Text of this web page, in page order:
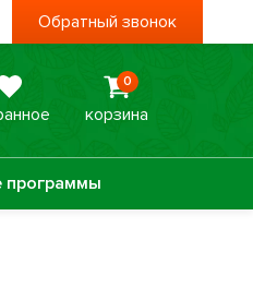
Обратный звонок
0
корзина
программы